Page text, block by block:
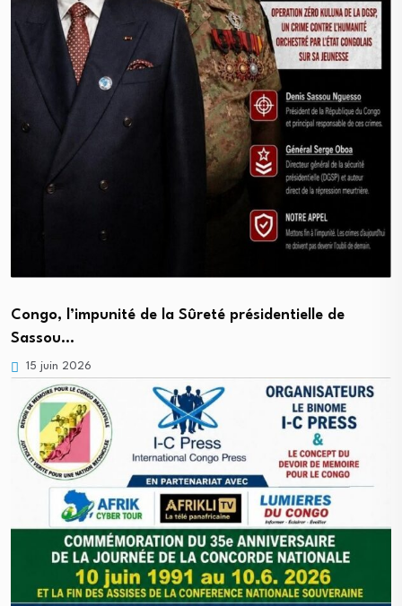
Congo, l’impunité de la Sûreté présidentielle de
Sassou…
15 juin 2026